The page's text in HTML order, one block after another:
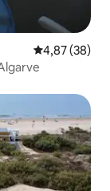
4,87 de uma
4,87 (38)